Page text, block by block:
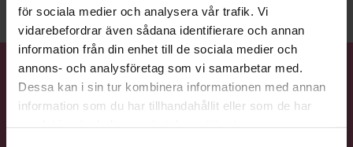
för sociala medier och analysera vår trafik. Vi
vidarebefordrar även sådana identifierare och annan
information från din enhet till de sociala medier och
annons- och analysföretag som vi samarbetar med.
Dessa kan i sin tur kombinera informationen med annan
information som du har tillhandahållit eller som de har
Talare